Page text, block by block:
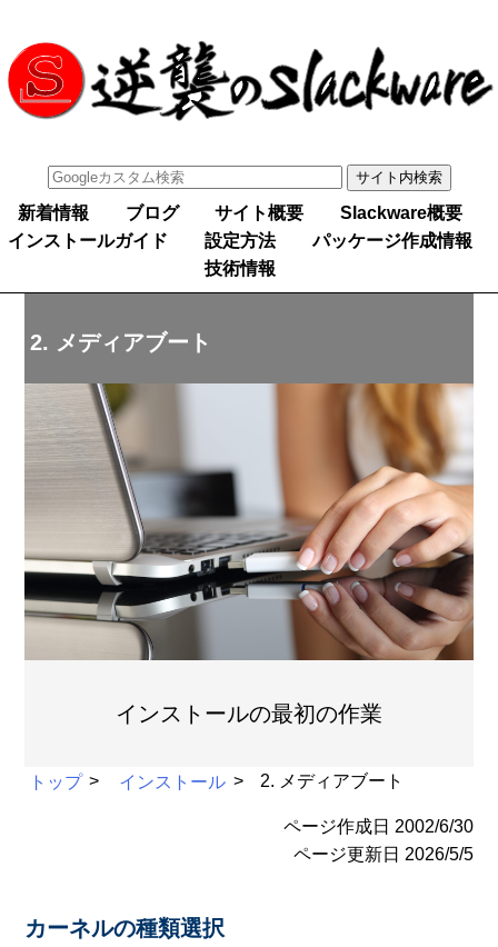
新着情報 ブログ サイト概要
Slackware概要
インストールガイド
設定方法
パッケージ作成情報
技術情報
2. メディアブート
インストールの最初の作業
トップ インストール 2. メディアブート
ページ作成日 2002/6/30
ページ更新日 2026/5/5
カーネルの種類選択